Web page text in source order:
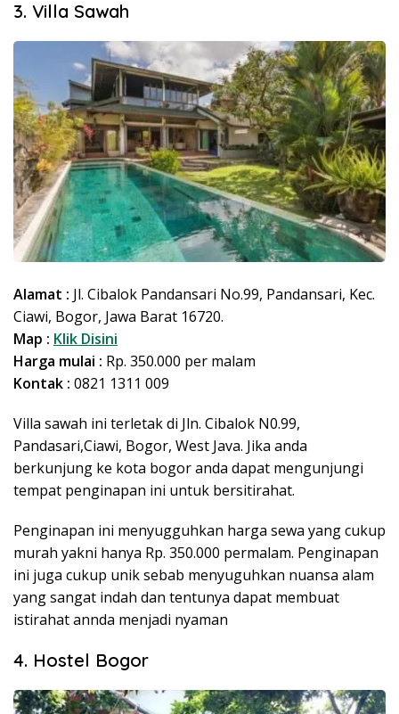
3. Villa Sawah
Alamat : Jl. Cibalok Pandansari No.99, Pandansari, Kec.
Ciawi, Bogor, Jawa Barat 16720.
Map : Klik Disini
Harga mulai : Rp. 350.000 per malam
Kontak : 0821 1311 009
Villa sawah ini terletak di Jln. Cibalok N0.99,
Pandasari,Ciawi, Bogor, West Java. Jika anda
berkunjung ke kota bogor anda dapat mengunjungi
tempat penginapan ini untuk bersitirahat.
Penginapan ini menyugguhkan harga sewa yang cukup
murah yakni hanya Rp. 350.000 permalam. Penginapan
ini juga cukup unik sebab menyuguhkan nuansa alam
yang sangat indah dan tentunya dapat membuat
istirahat annda menjadi nyaman
4. Hostel Bogor